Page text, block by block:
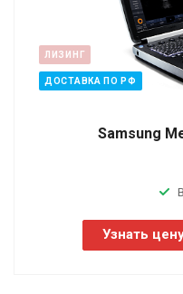
ЛИЗИНГ
ДОСТАВКА ПО РФ
Samsung
Узнать